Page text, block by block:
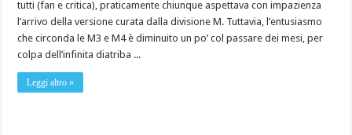
tutti (fan e critica), praticamente chiunque aspettava con impazienza
l’arrivo della versione curata dalla divisione M. Tuttavia, l’entusiasmo
che circonda le M3 e M4 è diminuito un po’ col passare dei mesi, per
colpa dell’infinita diatriba ...
Leggi altro »